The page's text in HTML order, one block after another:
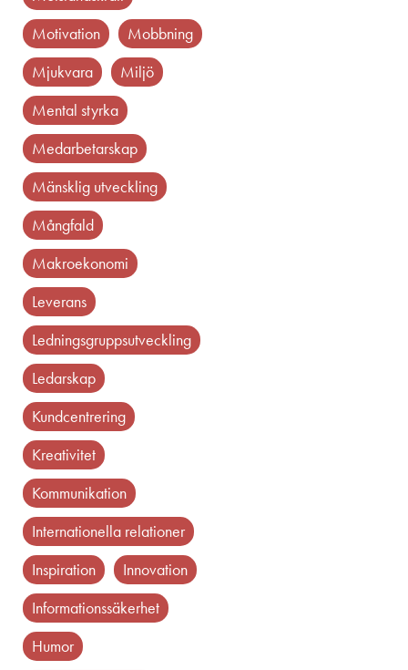
motivation
mobbning
mjukvara
miljö
mental styrka
medarbetarskap
mänsklig utveckling
mångfald
makroekonomi
leverans
ledningsgruppsutveckling
ledarskap
kundcentrering
kreativitet
kommunikation
internationella relationer
inspiration
innovation
informationssäkerhet
humor